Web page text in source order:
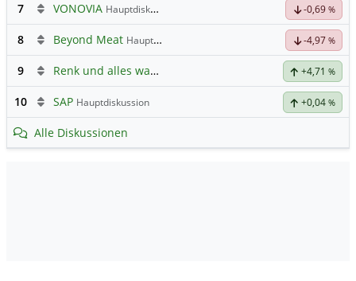
7 VONOVIA Hauptdiskussion -0,69 %
8 Beyond Meat Hauptdiskussion -4,97 %
9 Renk und alles was dazugehört +4,71 %
10 SAP Hauptdiskussion +0,04 %
Alle Diskussionen